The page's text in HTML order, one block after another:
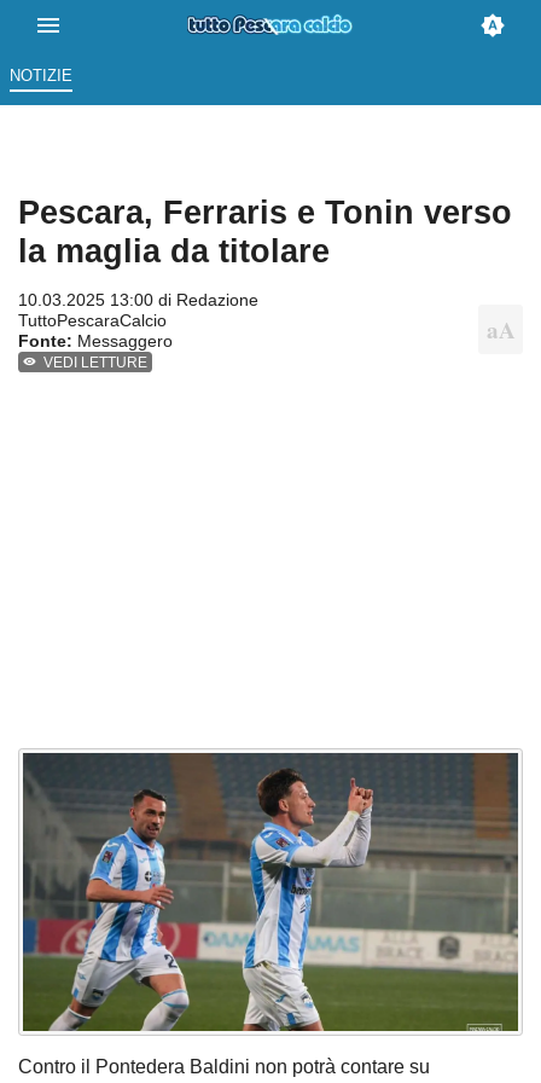
NOTIZIE
Pescara, Ferraris e Tonin verso
la maglia da titolare
10.03.2025 13:00 di Redazione
TuttoPescaraCalcio
Fonte: Messaggero
VEDI LETTURE
Contro il Pontedera Baldini non potrà contare su